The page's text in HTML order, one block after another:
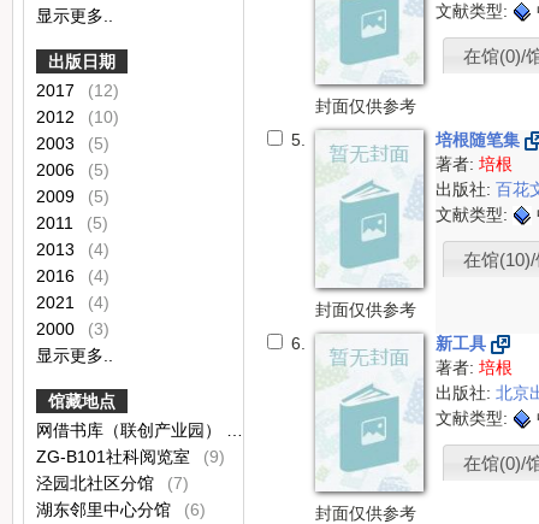
显示更多..
出版日期
2017
(12)
2012
(10)
2003
(5)
2006
(5)
2009
(5)
2011
(5)
2013
(4)
2016
(4)
2021
(4)
2000
(3)
显示更多..
馆藏地点
ZG-B101社科阅览室
(9)
泾园北社区分馆
(7)
湖东邻里中心分馆
(6)
封面仅供参考
文献类型:
在馆(0)/
5.
封面仅供参考
培根随笔集
著者:培根
出版社:百花
文献类型:
在馆
6.
封面仅供参考
新工具
著者:培根
出版社:北京
文献类型:
在馆(0)/